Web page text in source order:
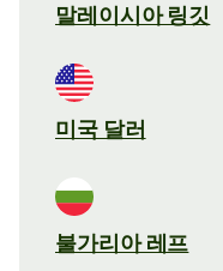
말레이시아 링깃
미국 달러
불가리아 레프